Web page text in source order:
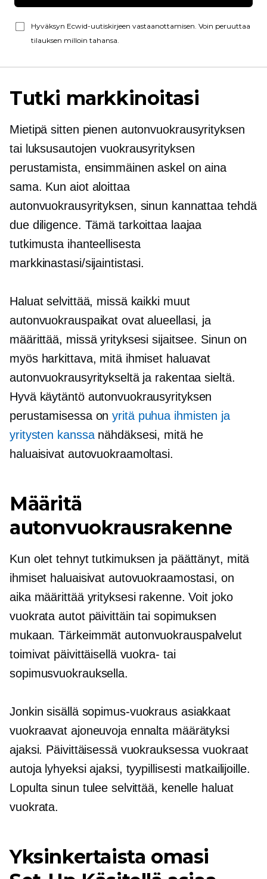
Hyväksyn Ecwid-uutiskirjeen vastaanottamisen. Voin peruuttaa
tilauksen milloin tahansa.
Tutki markkinoitasi
Mietipä sitten pienen autonvuokrausyrityksen
tai luksusautojen vuokrausyrityksen
perustamista, ensimmäinen askel on aina
sama. Kun aiot aloittaa
autonvuokrausyrityksen, sinun kannattaa tehdä
due diligence. Tämä tarkoittaa laajaa
tutkimusta ihanteellisesta
markkinastasi/sijaintistasi.
Haluat selvittää, missä kaikki muut
autonvuokrauspaikat ovat alueellasi, ja
määrittää, missä yrityksesi sijaitsee. Sinun on
myös harkittava, mitä ihmiset haluavat
autonvuokrausyritykseltä ja rakentaa sieltä.
Hyvä käytäntö autonvuokrausyrityksen
perustamisessa onyritä puhua ihmisten ja
yritysten kanssanähdäksesi, mitä he
haluaisivat autovuokraamoltasi.
Määritä
autonvuokrausrakenne
Kun olet tehnyt tutkimuksen ja päättänyt, mitä
ihmiset haluaisivat autovuokraamostasi, on
aika määrittää yrityksesi rakenne. Voit joko
vuokrata autot päivittäin tai sopimuksen
mukaan. Tärkeimmät autonvuokrauspalvelut
toimivat päivittäisellä vuokra- tai
sopimusvuokrauksella.
Jonkin sisällä sopimus-vuokrausasiakkaat
vuokraavat ajoneuvoja ennalta määrätyksi
ajaksi. Päivittäisessä vuokrauksessa vuokraat
autoja lyhyeksi ajaksi, tyypillisesti matkailijoille.
Lopulta sinun tulee selvittää, kenelle haluat
vuokrata.
Yksinkertaista omasi